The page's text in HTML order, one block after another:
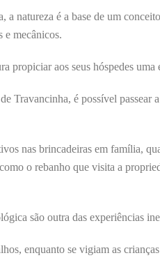
natureza é a base de um
e mecânicos.
propiciar aos seus hóspedes
Travancinha, é possível
nas brincadeiras em família,
o rebanho que visita a
são outra das experiências
enquanto se vigiam as